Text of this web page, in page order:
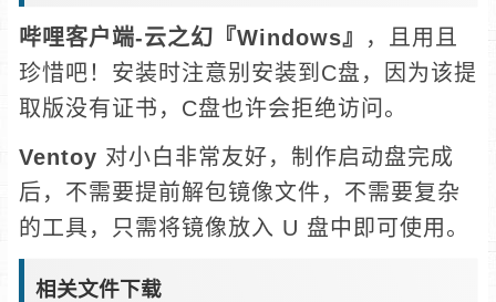
哔哩客户端-云之幻『Windows』
，且用且
珍惜吧！安装时注意别安装到C盘，因为该提
取版没有证书，C盘也许会拒绝访问。
Ventoy 对小白非常友好，制作启动盘完成
后，不需要提前解包镜像文件，不需要复杂
的工具，只需将镜像放入 U 盘中即可使用。
相关文件下载